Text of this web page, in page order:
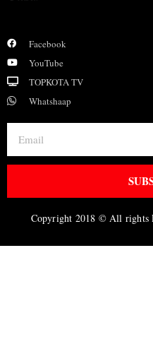
Facebook
YouTube
TOPKOTA TV
Whatshaap
Copyright 2018 © All rights